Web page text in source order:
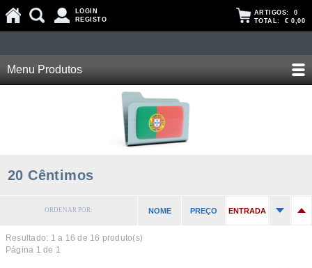
LOGIN
REGISTO
ARTIGOS: 0
TOTAL: € 0,00
Menu Produtos
20 Cêntimos
ORDENAR POR: NOME PREÇO ENTRADA
Resultado: 1 a 16 de 16 produto(s)
Página 1 de 1